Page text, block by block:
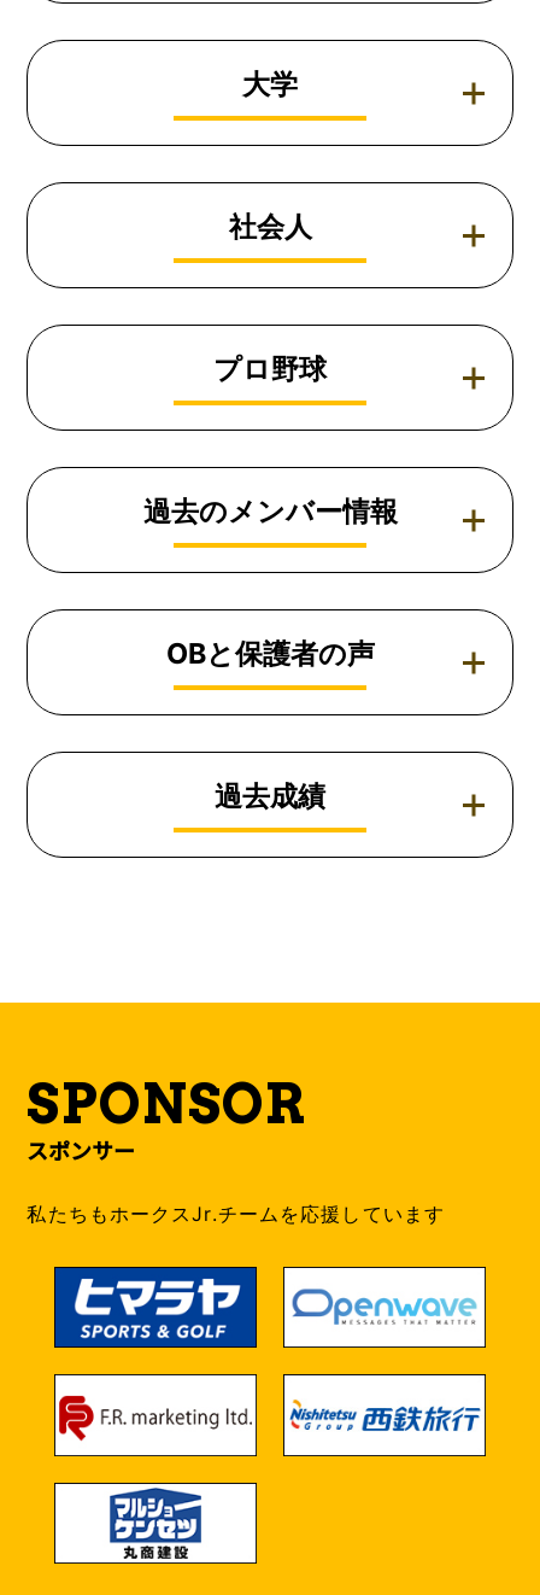
大学
社会人
プロ野球
過去のメンバー情報
OBと保護者の声
過去成績
SPONSOR
スポンサー
私たちもホークスJr.チームを応援しています